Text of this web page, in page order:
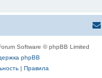
Software © phpBB Limited
phpBB
| Правила